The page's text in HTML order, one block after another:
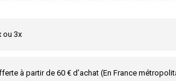
ou 3x
à partir de 60 € d’achat (En France